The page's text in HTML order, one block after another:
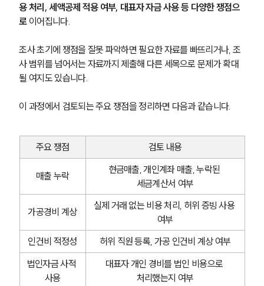
용 처리, 세액공제 적용 여부, 대표자 자금 사용 등 다양한 쟁점으
로 이어집니다.
조사 초기에 쟁점을 잘못 파악하면 필요한 자료를 빠뜨리거나, 조
사 범위를 넘어서는 자료까지 제출해 다른 세목으로 문제가 확대
될 여지도 있습니다.
이 과정에서 검토되는 주요 쟁점을 정리하면 다음과 같습니다.
주요 쟁점 검토 내용
매출 누락
현금매출, 개인계좌 매출, 누락된
세금계산서 여부
가공경비 계상
실제 거래 없는 비용 처리, 허위 증빙 사용
여부
인건비 적정성
허위 직원 등록, 가공 인건비 계상 여부
법인자금 사적
사용
대표자 개인 경비를 법인 비용으로
처리했는지 여부